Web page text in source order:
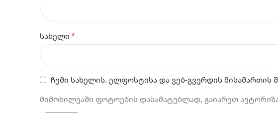
სახელი *
ჩემი სახელის. ელფოსტისა და ვებ-გვერდის მისამართის
მიმოხილვაში ფოტოების დასამატებლად, გაიარეთ